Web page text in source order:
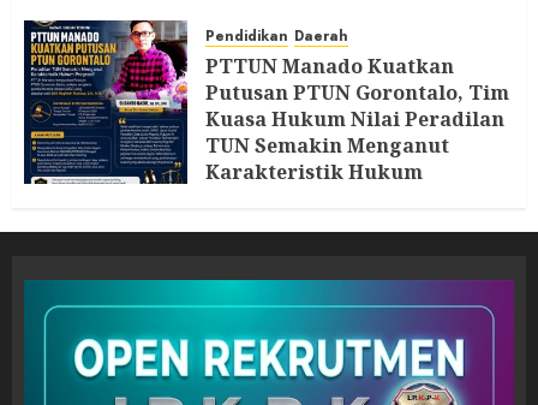
5 AGUSTUS 2026
Pendidikan Daerah
PTTUN Manado Kuatkan
Putusan PTUN Gorontalo, Tim
Kuasa Hukum Nilai Peradilan
TUN Semakin Menganut
Karakteristik Hukum
5 AGUSTUS 2026